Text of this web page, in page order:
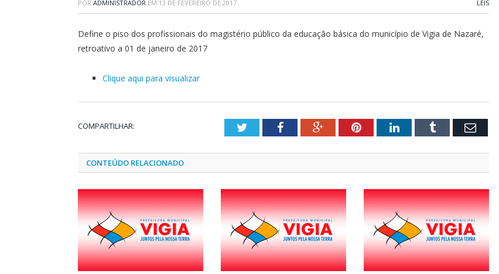
POR ADMINISTRADOR EM 13 DE FEVEREIRO DE 2017 LEIS
Define o piso dos profissionais do magistério público da educação básica do município de Vigia de Nazaré,
retroativo a 01 de janeiro de 2017
Clique aqui para visualizar
COMPARTILHAR: TwitterFacebookGoogle+PinterestLinkedInTumblr Email
CONTEÚDO RELACIONADO